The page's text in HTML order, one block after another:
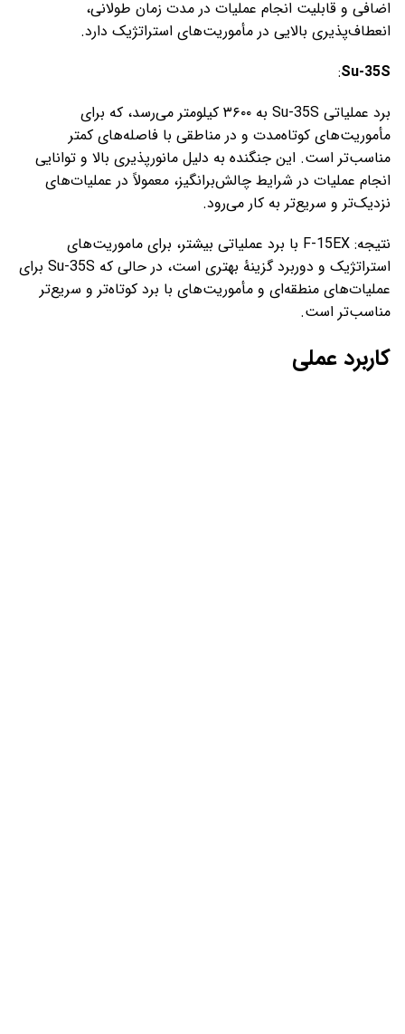
اضافی و قابلیت انجام عملیات در مدت زمان طولانی،
انعطاف‌پذیری بالایی در مأموریت‌های استراتژیک دارد.
Su-35S
:
برد عملیاتی Su-35S به ۳۶۰۰ کیلومتر می‌رسد، که برای
مأموریت‌های کوتاه‌مدت و در مناطقی با فاصله‌های کمتر
مناسب‌تر است. این جنگنده به دلیل مانورپذیری بالا و توانایی
انجام عملیات در شرایط چالش‌برانگیز، معمولاً در عملیات‌های
نزدیک‌تر و سریع‌تر به کار می‌رود.
نتیجه: F-15EX با برد عملیاتی بیشتر، برای ماموریت‌های
استراتژیک و دوربرد گزینهٔ بهتری است، در حالی که Su-35S برای
عملیات‌های منطقه‌ای و مأموریت‌های با برد کوتاه‌تر و سریع‌تر
مناسب‌تر است.
کاربرد عملی